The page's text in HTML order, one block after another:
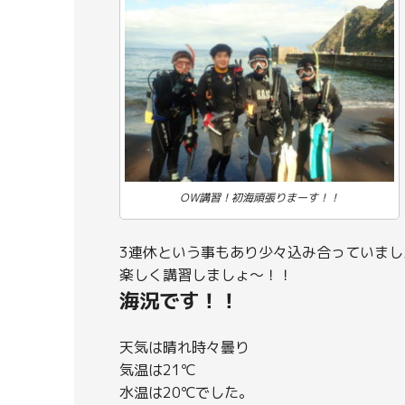
OW講習！初海頑張りまーす！！
3連休という事もあり少々込み合っていまし
楽しく講習しましょ～！！
海況です！！
天気は晴れ時々曇り
気温は21℃
水温は20℃でした。